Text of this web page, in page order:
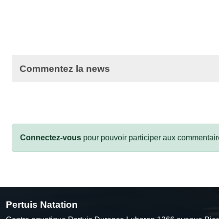
Commentez la news
Connectez-vous pour pouvoir participer aux
Pertuis Natation